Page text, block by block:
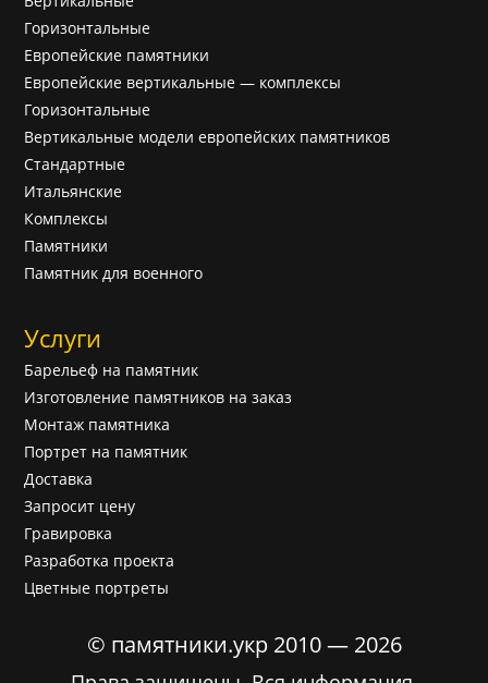
Горизонтальные
Европейские памятники
Европейские вертикальные — комплексы
Горизонтальные
Вертикальные модели европейских памятников
Cтандартные
Итальянские
Комплексы
Памятники
Памятник для военного
Услуги
Барельеф на памятник
Изготовление памятников на заказ
Монтаж памятника
Портрет на памятник
Доставка
Запросит цену
Гравировка
Разработка проекта
Цветные портреты
© памятники.укр 2010 — 2026